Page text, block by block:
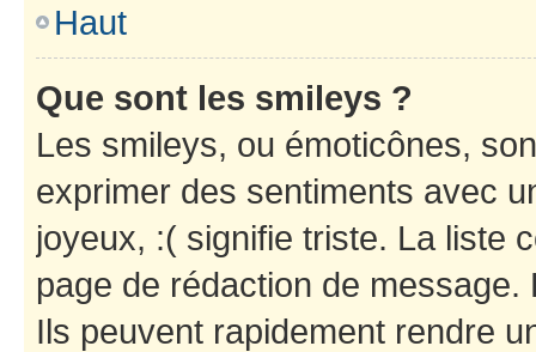
Haut
Que sont les smileys ?
Les smileys, ou émoticônes,
exprimer des sentiments avec
joyeux, :( signifie triste. La liste
page de rédaction de
Ils peuvent rapidement rendre